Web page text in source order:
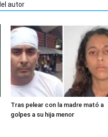
autor
Tras pelear con la madre mató a
golpes a su hija menor